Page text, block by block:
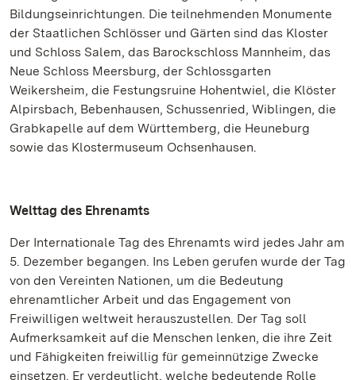
Bildungseinrichtungen. Die teilnehmenden Monumente
der Staatlichen Schlösser und Gärten sind das Kloster
und Schloss Salem, das Barockschloss Mannheim, das
Neue Schloss Meersburg, der Schlossgarten
Weikersheim, die Festungsruine Hohentwiel, die Klöster
Alpirsbach, Bebenhausen, Schussenried, Wiblingen, die
Grabkapelle auf dem Württemberg, die Heuneburg
sowie das Klostermuseum Ochsenhausen.
Welttag des Ehrenamts
Der Internationale Tag des Ehrenamts wird jedes Jahr am
5. Dezember begangen. Ins Leben gerufen wurde der Tag
von den Vereinten Nationen, um die Bedeutung
ehrenamtlicher Arbeit und das Engagement von
Freiwilligen weltweit herauszustellen. Der Tag soll
Aufmerksamkeit auf die Menschen lenken, die ihre Zeit
und Fähigkeiten freiwillig für gemeinnützige Zwecke
einsetzen. Er verdeutlicht, welche bedeutende Rolle